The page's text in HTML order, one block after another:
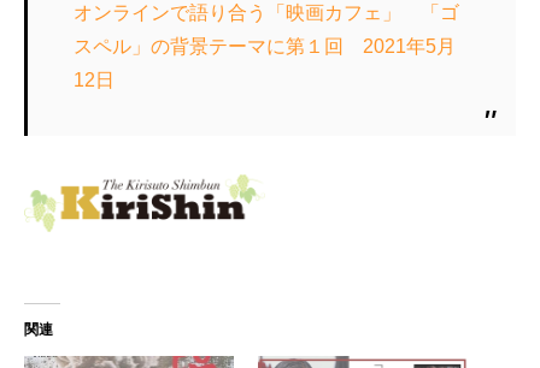
オンラインで語り合う「映画カフェ」 「ゴ
スペル」の背景テーマに第１回 2021年5月
12日
関連